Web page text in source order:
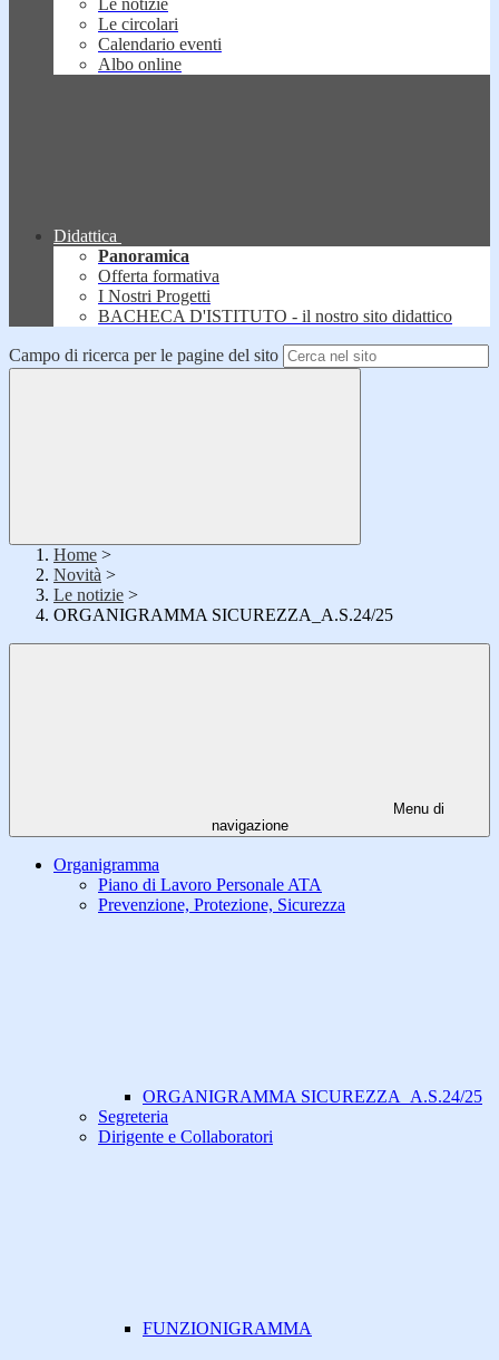
Le notizie
Le circolari
Calendario eventi
Albo online
Didattica
Panoramica
Offerta formativa
I Nostri Progetti
BACHECA D'ISTITUTO - il nostro sito didattico
Campo di ricerca per le pagine del sito
Home >
Novità >
Le notizie >
ORGANIGRAMMA SICUREZZA_A.S.24/25
Menu di
navigazione
Organigramma
Piano di Lavoro Personale ATA
Prevenzione, Protezione, Sicurezza
ORGANIGRAMMA SICUREZZA_A.S.24/25
Segreteria
Dirigente e Collaboratori
FUNZIONIGRAMMA